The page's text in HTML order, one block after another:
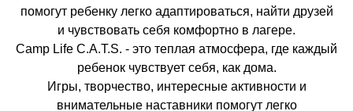
помогут ребенку легко адаптироваться, найти друзей
и чувствовать себя комфортно в лагере.
Camp Life C.A.T.S. - это теплая атмосфера, где каждый
ребенок чувствует себя, как дома.
Игры, творчество, интересные активности и
внимательные наставники помогут легко